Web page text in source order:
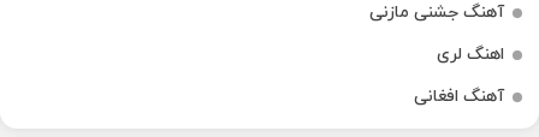
آهنگ جشنی مازنی
اهنگ لری
آهنگ افغانی